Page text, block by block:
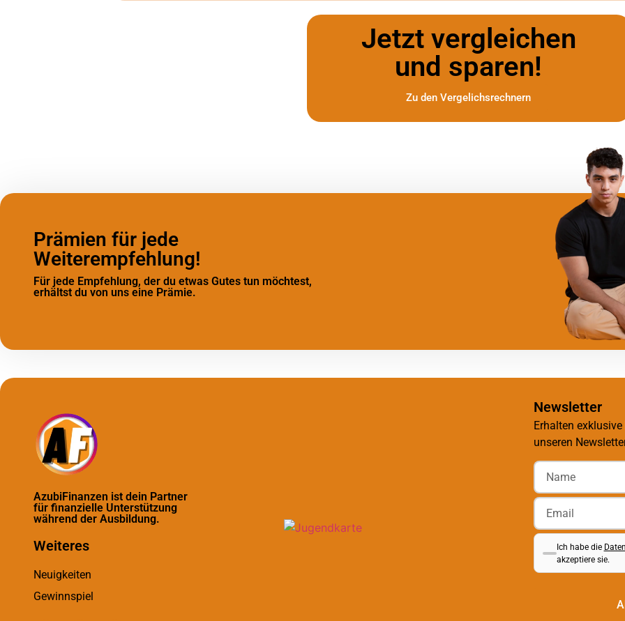
Jetzt vergleichen
und sparen!
Zu den Vergelichsrechnern
Prämien für jede
Weiterempfehlung!
Für jede Empfehlung, der du etwas Gutes tun möchtest,
erhältst du von uns eine Prämie.
AzubiFinanzen ist dein Partner
für finanzielle Unterstützung
während der Ausbildung.
Weiteres
Neuigkeiten
Gewinnspiel
Newsletter
Erhalten
unseren
Ich habe die
akzeptiere sie.